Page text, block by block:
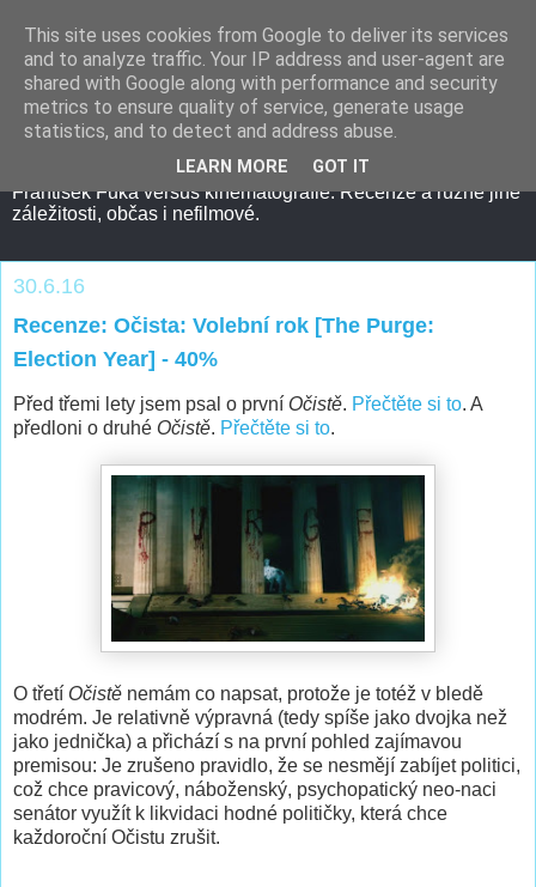
František Fuka versus kinematografie. Recenze a různé jiné
záležitosti, občas i nefilmové.
30.6.16
Recenze: Očista: Volební rok [The Purge:
Election Year] - 40%
Před třemi lety jsem psal o první Očistě. Přečtěte si to. A
předloni o druhé Očistě. Přečtěte si to.
O třetí Očistě nemám co napsat, protože je totéž v bledě
modrém. Je relativně výpravná (tedy spíše jako dvojka než
jako jednička) a přichází s na první pohled zajímavou
premisou: Je zrušeno pravidlo, že se nesmějí zabíjet politici,
což chce pravicový, náboženský, psychopatický neo-naci
senátor využít k likvidaci hodné političky, která chce
každoroční Očistu zrušit.
This site uses cookies from Google to deliver its services
and to analyze traffic. Your IP address and user-agent are
shared with Google along with performance and security
metrics to ensure quality of service, generate usage
statistics, and to detect and address abuse.
LEARN MORE GOT IT